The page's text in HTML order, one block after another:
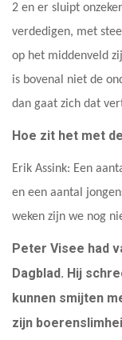
2 en er sluipt
verdedigen, met
op het middenveld
is bovenal niet de
dan gaat zich dat
Hoe zit het met
Erik Assink: Een
en een aantal
weken zijn we nog
Peter Visee had
Dagblad. Hij
kunnen smijten
zijn